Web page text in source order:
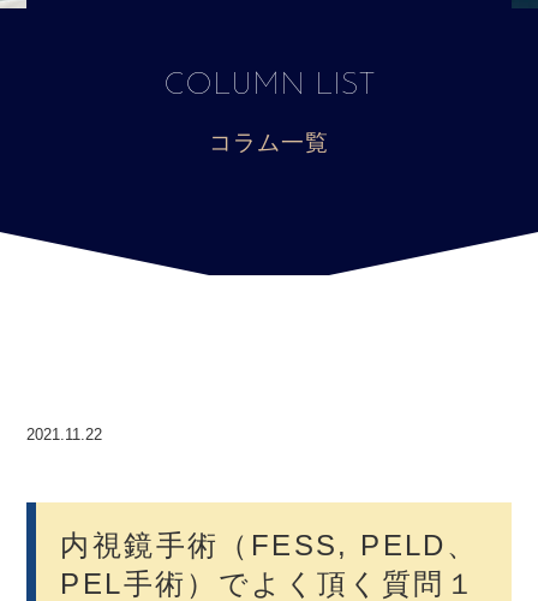
COLUMN LIST
コラム一覧
2021.11.22
内視鏡手術（FESS, PELD、
PEL手術）でよく頂く質問１